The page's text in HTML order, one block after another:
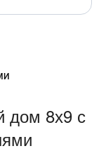
дом 8х9 с